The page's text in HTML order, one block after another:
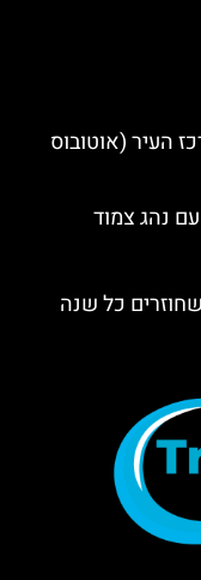
העיר (אוטובוס
נהג צמוד
כל שנה